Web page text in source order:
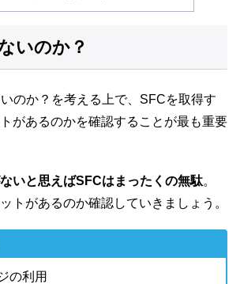
いのか？
のか？を考える上で、SFCを取得す
があるのかを確認することが最も重要
いと思えばSFCはまったくの無駄。
トがあるのか確認していきましょう。
の利用